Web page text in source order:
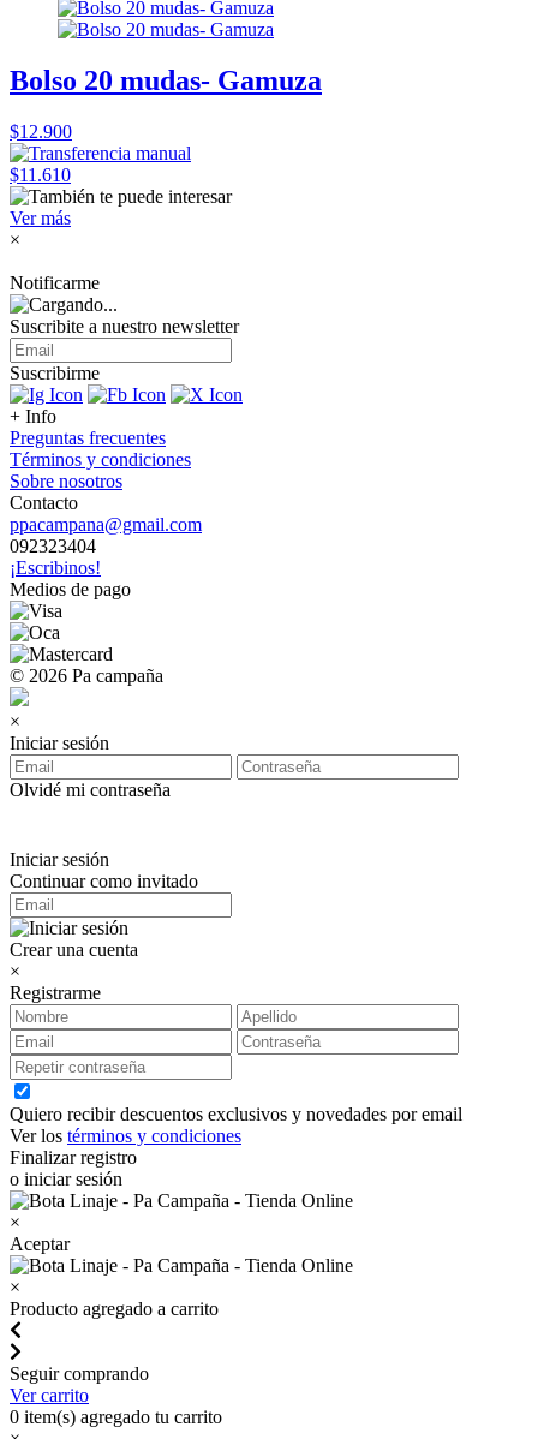
Bolso 20 mudas- Gamuza
$12.900
$11.610
Ver más
×
Notificarme
Suscribite a nuestro newsletter
Suscribirme
+ Info
Preguntas frecuentes
Términos y condiciones
Sobre nosotros
Contacto
ppacampana@gmail.com
092323404
¡Escribinos!
Medios de pago
© 2026 Pa campaña
×
Iniciar sesión
Olvidé mi contraseña
Iniciar sesión
Continuar como invitado
Crear una cuenta
×
Registrarme
Quiero recibir descuentos exclusivos y novedades por email
Ver los términos y condiciones
Finalizar registro
o iniciar sesión
×
Aceptar
×
Producto agregado a carrito
Seguir comprando
Ver carrito
0 item(s) agregado tu carrito